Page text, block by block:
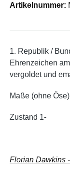
Artikelnummer:
1. Republik /
Ehrenzeichen
vergoldet und
Maße (ohne
Zustand 1-
Florian Dawkins